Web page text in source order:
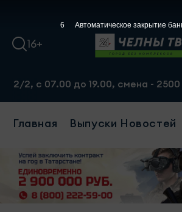
16+
с 07.00 до 19.00, смена - 2500
Главная Выпуски Новостей
5 Автоматическое закрытие